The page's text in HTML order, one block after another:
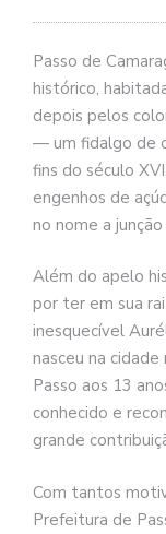
Passo de
histórico,
depois pelos
— um fidalgo de
fins do século
engenhos de
no nome a
Além do apelo
por ter em sua
inesquecível
nasceu na
Passo aos 13
conhecido e
grande
Com tantos
Prefeitura de